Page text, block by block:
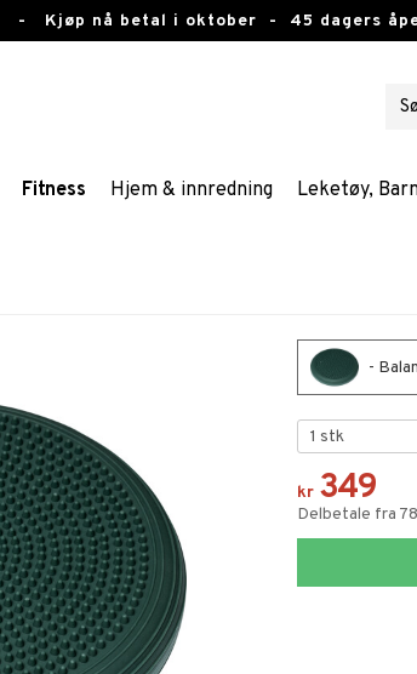
- Kjøp nå betal i oktober - 45 dagers
Fitness Hjem & innredning Leketøy,
-
kr 349
Delbetale fra